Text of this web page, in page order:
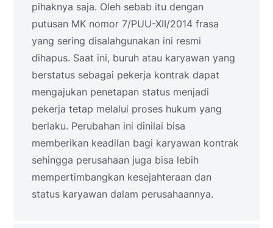
pihaknya saja. Oleh sebab itu dengan
putusan MK nomor 7/PUU-XII/2014 frasa
yang sering disalahgunakan ini resmi
dihapus. Saat ini, buruh atau karyawan yang
berstatus sebagai pekerja kontrak dapat
mengajukan penetapan status menjadi
pekerja tetap melalui proses hukum yang
berlaku. Perubahan ini dinilai bisa
memberikan keadilan bagi karyawan kontrak
sehingga perusahaan juga bisa lebih
mempertimbangkan kesejahteraan dan
status karyawan dalam perusahaannya.